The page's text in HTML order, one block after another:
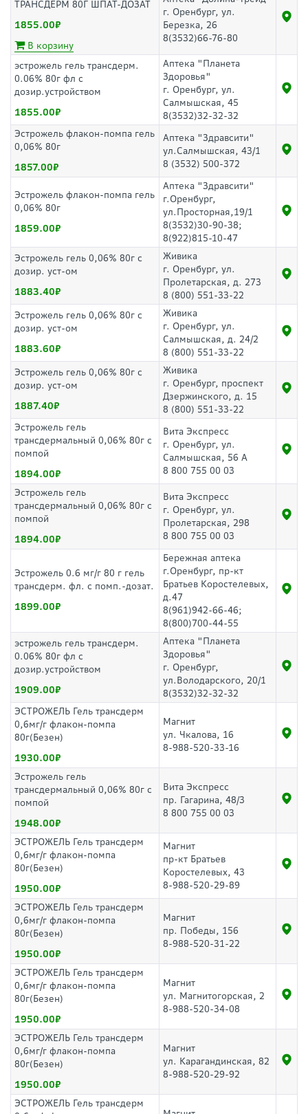
ТРАНСДЕРМ 80Г ШПАТ-ДОЗАТ
1855.00
В корзину
г. Оренбург, ул.
Березка, 26
8(3532)66-76-80
эстрожель гель трансдерм.
0.06% 80г фл с
дозир.устройством
1855.00
Аптека "Планета
Здоровья"
г. Оренбург, ул.
Салмышская, 45
8(3532)32-32-32
Эстрожель флакон-помпа гель
0,06% 80г
1857.00
Аптека "Здравсити"
ул.Салмышская, 43/1
8 (3532) 500-372
Эстрожель флакон-помпа гель
0,06% 80г
1859.00
Аптека "Здравсити"
г.Оренбург,
ул.Просторная,19/1
8(3532)30-90-38;
8(922)815-10-47
Эстрожель гель 0,06% 80г с
дозир. уст-ом
1883.40
Живика
г. Оренбург, ул.
Пролетарская, д. 273
8 (800) 551-33-22
Эстрожель гель 0,06% 80г с
дозир. уст-ом
1883.60
Живика
г. Оренбург, ул.
Салмышская, д. 24/2
8 (800) 551-33-22
Эстрожель гель 0,06% 80г с
дозир. уст-ом
1887.40
Живика
г. Оренбург, проспект
Дзержинского, д. 15
8 (800) 551-33-22
Эстрожель гель
трансдермальный 0,06% 80г с
помпой
1894.00
Вита Экспресс
г. Оренбург, ул.
Салмышская, 56 А
8 800 755 00 03
Эстрожель гель
трансдермальный 0,06% 80г с
помпой
1894.00
Вита Экспресс
г. Оренбург, ул.
Пролетарская, 298
8 800 755 00 03
Эстрожель 0.6 мг/г 80 г гель
трансдерм. фл. с помп.-дозат.
1899.00
Бережная аптека
г.Оренбург, пр-кт
Братьев Коростелевых,
д.47
8(961)942-66-46;
8(800)700-44-55
эстрожель гель трансдерм.
0.06% 80г фл с
дозир.устройством
1909.00
Аптека "Планета
Здоровья"
г. Оренбург,
ул.Володарского, 20/1
8(3532)32-32-32
ЭСТРОЖЕЛЬ Гель трансдерм
0,6мг/г флакон-помпа
80г(Безен)
1930.00
Магнит
ул. Чкалова, 16
8-988-520-33-16
Эстрожель гель
трансдермальный 0,06% 80г с
помпой
1948.00
Вита Экспресс
пр. Гагарина, 48/3
8 800 755 00 03
ЭСТРОЖЕЛЬ Гель трансдерм
0,6мг/г флакон-помпа
80г(Безен)
1950.00
Магнит
пр-кт Братьев
Коростелевых, 43
8-988-520-29-89
ЭСТРОЖЕЛЬ Гель трансдерм
0,6мг/г флакон-помпа
80г(Безен)
1950.00
Магнит
пр. Победы, 156
8-988-520-31-22
ЭСТРОЖЕЛЬ Гель трансдерм
0,6мг/г флакон-помпа
80г(Безен)
1950.00
Магнит
ул. Магнитогорская, 2
8-988-520-34-08
ЭСТРОЖЕЛЬ Гель трансдерм
0,6мг/г флакон-помпа
80г(Безен)
1950.00
Магнит
ул. Карагандинская, 82
8-988-520-29-92
ЭСТРОЖЕЛЬ Гель трансдерм